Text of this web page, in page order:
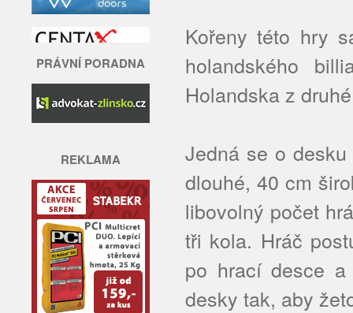
PRÁVNÍ PORADNA
REKLAMA
Kořeny této hry
holandského
Holandska z
Jedná se o
dlouhé, 40 cm
libovolný počet
tři kola. Hráč
po hrací desce
desky tak, aby